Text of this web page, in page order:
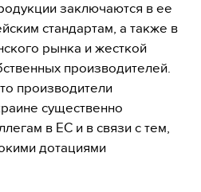
заключаются в ее
стандартам, а также в
рынка и жесткой
производителей.
производители
существенно
в ЕС и в связи с тем,
дотациями